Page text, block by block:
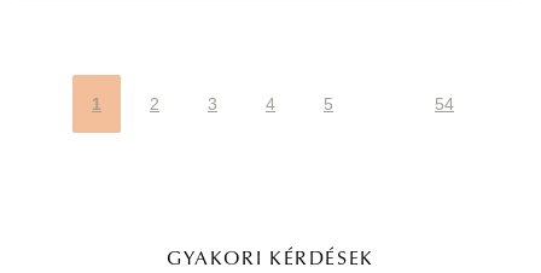
1 2 3 4 5 54
GYAKORI KÉRDÉSEK